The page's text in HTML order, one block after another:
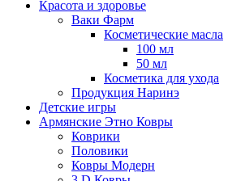
Красота и здоровье
Ваки Фарм
Косметические масла
100 мл
50 мл
Косметика для ухода
Продукция Наринэ
Детские игры
Армянские Этно Ковры
Коврики
Половики
Ковры Модерн